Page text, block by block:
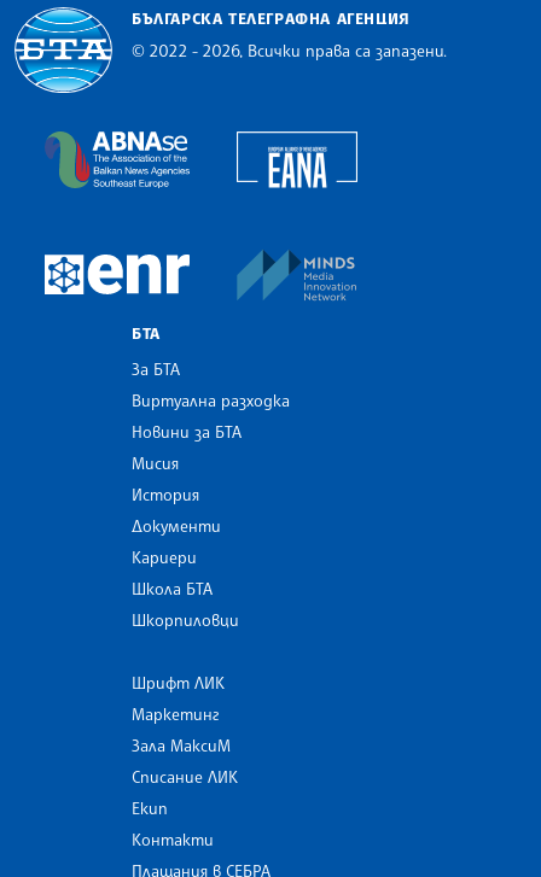
БЪЛГАРСКА ТЕЛЕГРАФНА АГЕНЦИЯ
© 2022 - 2026, Всички права са запазени.
The Assocoation of the Balkan News Agencies
European Newsroom
БТА
За БТА
Виртуална разходка
Новини за БТА
Мисия
История
Документи
Кариери
Школа БТА
Шкорпиловци
Шрифт ЛИК
Маркетинг
Зала МаксиМ
Списание ЛИК
Екип
Контакти
Плащания в СЕБРА